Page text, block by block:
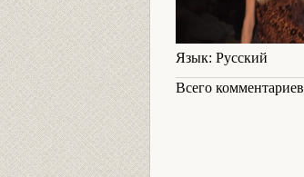
Язык: Русский
Всего комментариев